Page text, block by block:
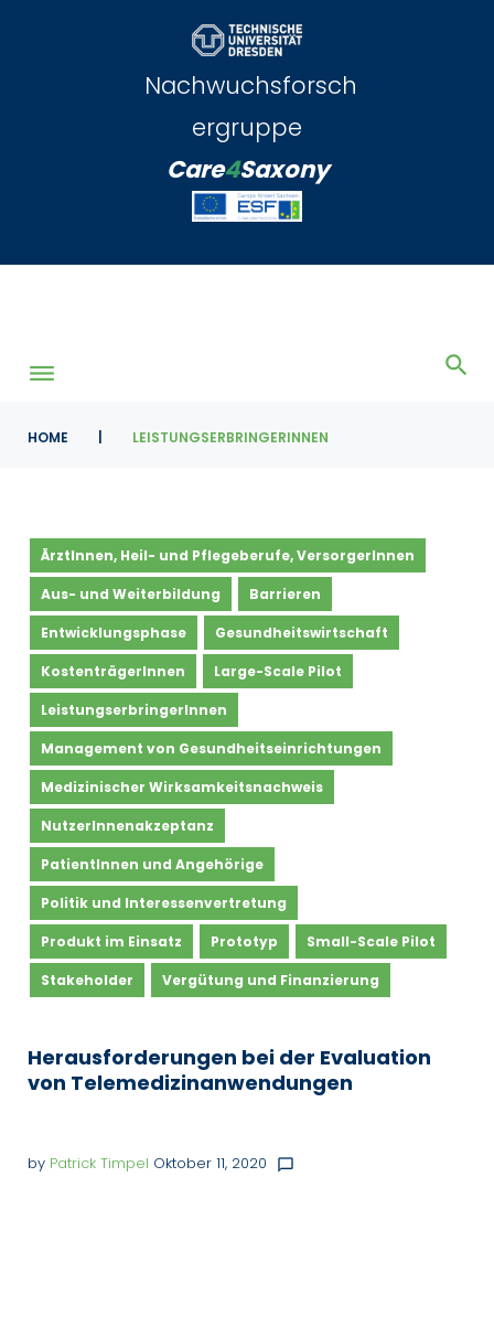
Nachwuchsforsch
ergruppe
Care4Saxony
HOME LEISTUNGSERBRINGERINNEN
Kategorie:
LeistungserbringerInnen
ÄrztInnen, Heil- und Pflegeberufe, VersorgerInnen
Aus- und Weiterbildung Barrieren
Entwicklungsphase Gesundheitswirtschaft
KostenträgerInnen Large-Scale Pilot
LeistungserbringerInnen
Management von Gesundheitseinrichtungen
Medizinischer Wirksamkeitsnachweis
NutzerInnenakzeptanz
PatientInnen und Angehörige
Politik und Interessenvertretung
Produkt im Einsatz Prototyp Small-Scale Pilot
Stakeholder Vergütung und Finanzierung
Herausforderungen bei der Evaluation
von Telemedizinanwendungen
by Patrick Timpel Oktober 11, 2020 chat_bubble_outline